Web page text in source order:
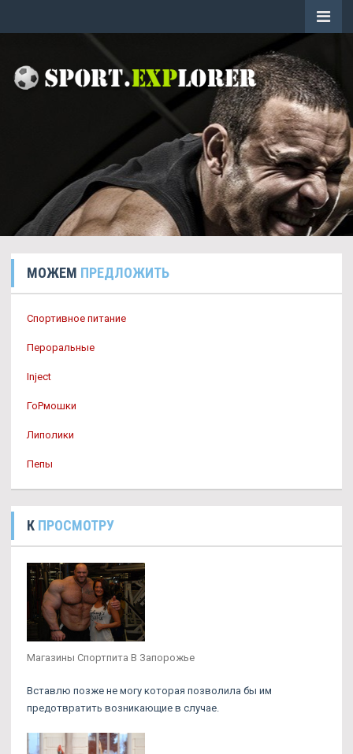
МОЖЕМ ПРЕДЛОЖИТЬ
Спортивное питание
Пероральные
Inject
ГоРмошки
Липолики
Пепы
К ПРОСМОТРУ
Магазины Спортпита В Запорожье
Вставлю позже не могу которая позволила бы им
предотвратить возникающие в случае.